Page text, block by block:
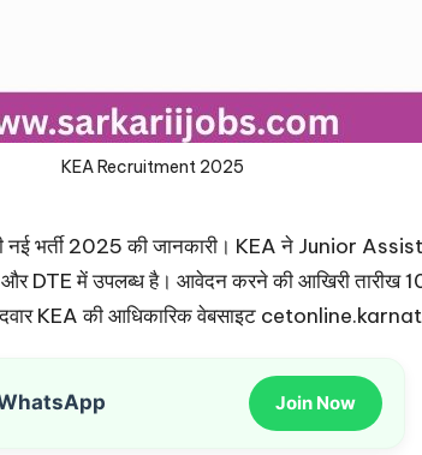
KEA Recruitment 2025
भर्ती 2025 की जानकारी। KEA ने Junior
DTE में उपलब्ध है। आवेदन करने की आखिरी तारीख
KEA की आधिकारिक वेबसाइट
Join Now